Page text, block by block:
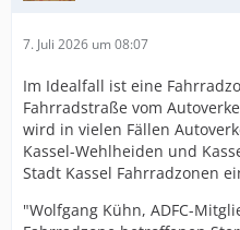
7. Juli 2026 um 08:07
Im Idealfall ist eine
Fahrradstraße vom
wird in vielen Fällen
Kassel-Wehlheiden und
Stadt Kassel Fahrradzonen
"Wolfgang Kühn, ADFC-